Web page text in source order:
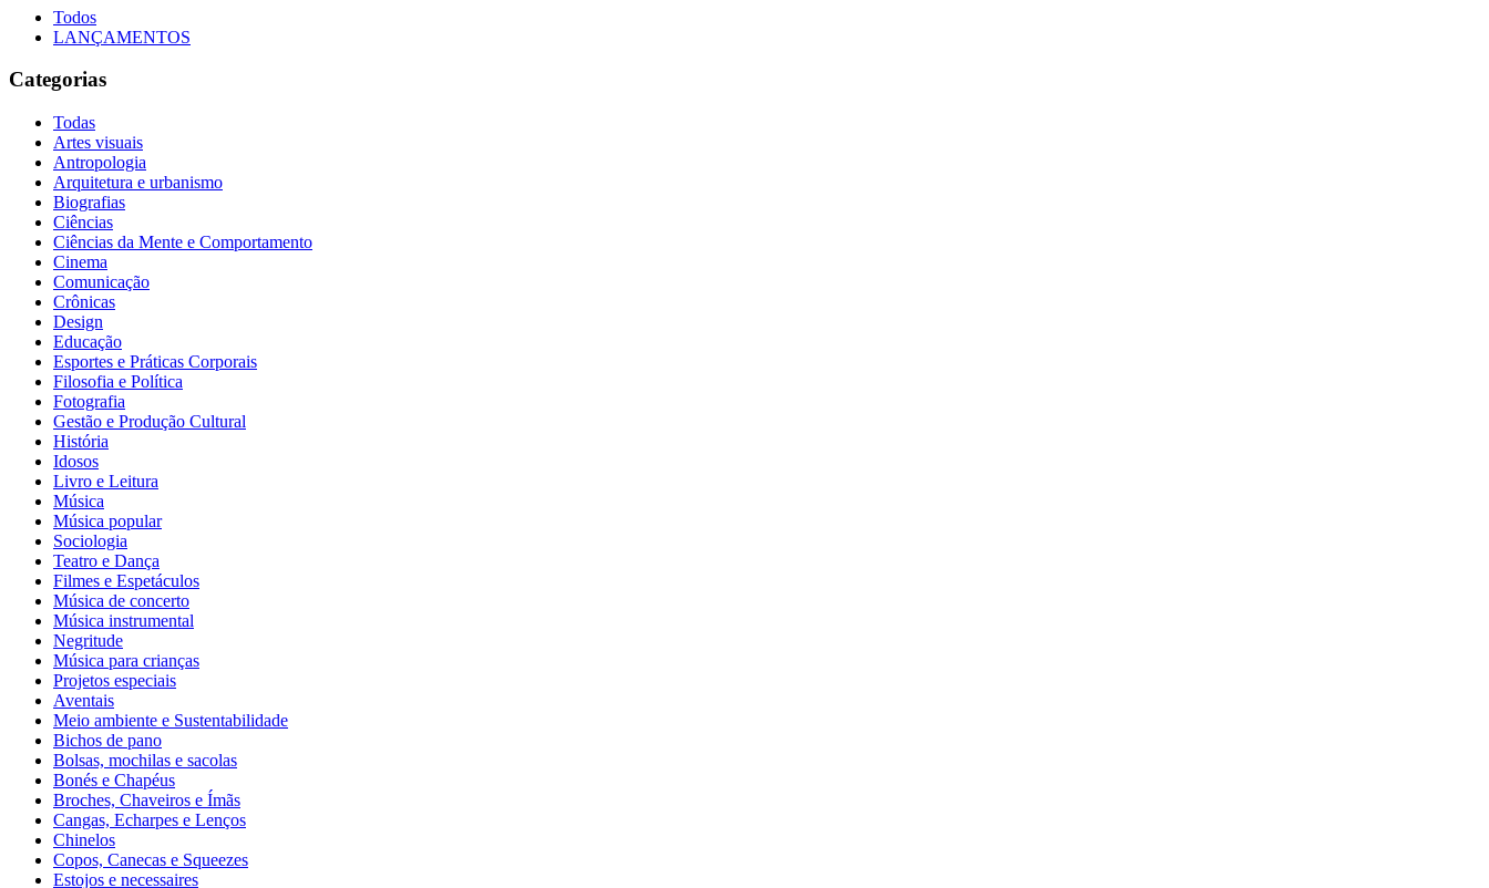
Todos
LANÇAMENTOS
Categorias
Todas
Artes visuais
Antropologia
Arquitetura e urbanismo
Biografias
Ciências
Ciências da Mente e Comportamento
Cinema
Comunicação
Crônicas
Design
Educação
Esportes e Práticas Corporais
Filosofia e Política
Fotografia
Gestão e Produção Cultural
História
Idosos
Livro e Leitura
Música
Música popular
Sociologia
Teatro e Dança
Filmes e Espetáculos
Música de concerto
Música instrumental
Negritude
Música para crianças
Projetos especiais
Aventais
Meio ambiente e Sustentabilidade
Bichos de pano
Bolsas, mochilas e sacolas
Bonés e Chapéus
Broches, Chaveiros e Ímãs
Cangas, Echarpes e Lenços
Chinelos
Copos, Canecas e Squeezes
Estojos e necessaires